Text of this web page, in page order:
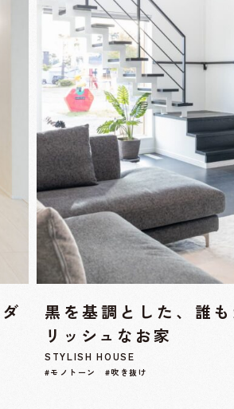
黒を基調とした、誰
リッシュなお家
STYLISH HOUSE
#モノトーン #吹き抜け